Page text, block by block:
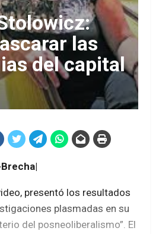
las
del capital
presentó los resultados
plasmadas en su
del posneoliberalismo”. El